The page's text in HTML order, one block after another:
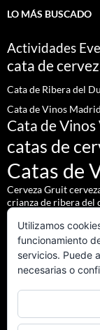
LO MÁS BUSCADO
Actividades
cata de
Cata de Ribera del
Cata de Vinos Madrid
Cata de
catas de
Catas de
Cerveza Gruit
crianza de ribera del
Denominación de
eventos de
martueMESÓN DEL
restaurante madrid
Vinos de
Utilizamos
funcionamiento
servicios. Puede
necesarias o